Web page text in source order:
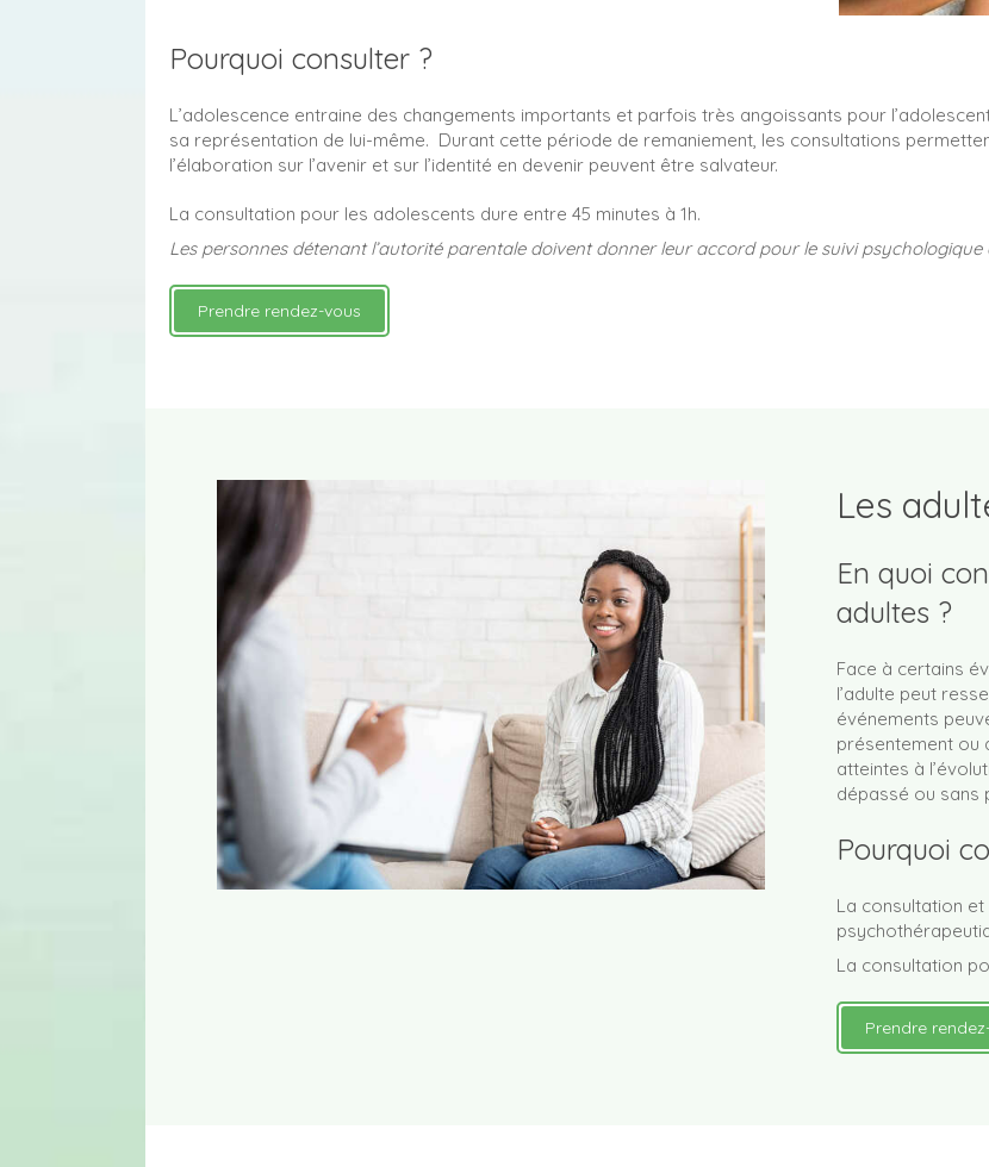
Pourquoi consulter ?
L’adolescence entraine des changements importants et parfois très angoissants pour
sa représentation de lui-même. Durant cette période de remaniement, les consultations
l’élaboration sur l’avenir et sur l’identité en devenir peuvent être salvateur.
La consultation pour les adolescents dure entre 45 minutes à 1h.
Les personnes détenant l’autorité parentale doivent donner leur accord pour le suivi psychologique
Prendre rendez-vous
Les
En quoi
adultes ?
Face à certains
l’adulte peut
événements
présentement ou
atteintes à
dépassé ou sans
Pourquoi
La consultation
La consultation
Prendre